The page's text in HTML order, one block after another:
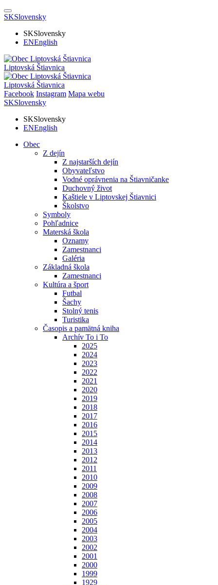
SKSlovensky
SKSlovensky
ENEnglish
Liptovská Štiavnica
Liptovská Štiavnica
Facebook Instagram Mapa webu
SKSlovensky
SKSlovensky
ENEnglish
Obec
Z dejín
Z najstarších dejín
Obyvateľstvo
Vodné oprávnenia na Štiavničanke
Duchovný život
Kaštiele v Liptovskej Štiavnici
Školstvo
Symboly
Pohľadnice
Materská škola
Oznamy
Zamestnanci
Galéria
Základná škola
Zamestnanci
Kultúra a šport
Futbal
Šachy
Stolný tenis
Turistika
Časopis a pamätná kniha
Archív To i To
2025
2024
2023
2022
2021
2020
2019
2018
2017
2016
2015
2014
2013
2012
2011
2010
2009
2008
2007
2006
2005
2004
2003
2002
2001
2000
1999
1929